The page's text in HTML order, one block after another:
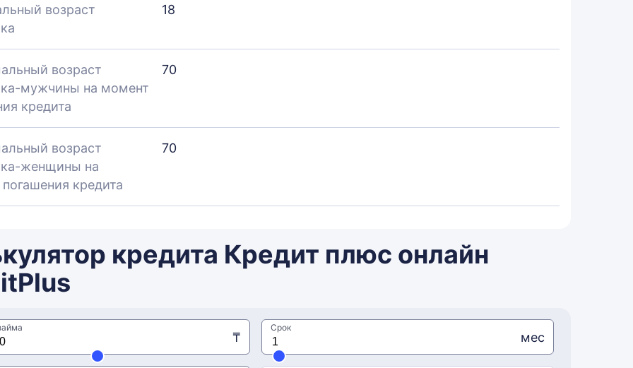
возраст
18
возраст
мужчины на момент
кредита
70
возраст
женщины на
кредита
70
кредита Кредит плюс онлайн
₸
Срок
мес